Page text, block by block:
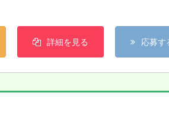
も大事にしたい。カーブスなら両立できま
詳細を見る 応募す